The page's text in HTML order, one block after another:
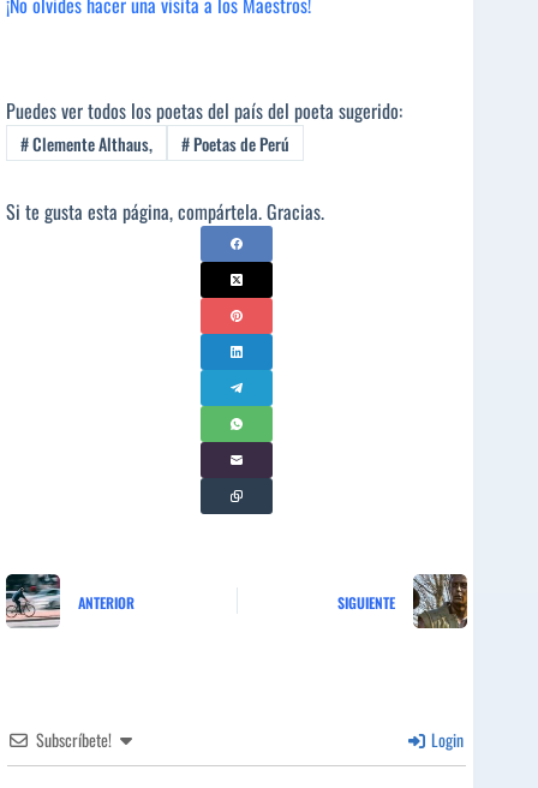
Puedes ver todos los poetas del país del poeta sugerido:
#Clemente Althaus, #Poetas de Perú
Si te gusta esta página, compártela. Gracias.
ANTERIOR SIGUIENTE
Subscríbete! Login